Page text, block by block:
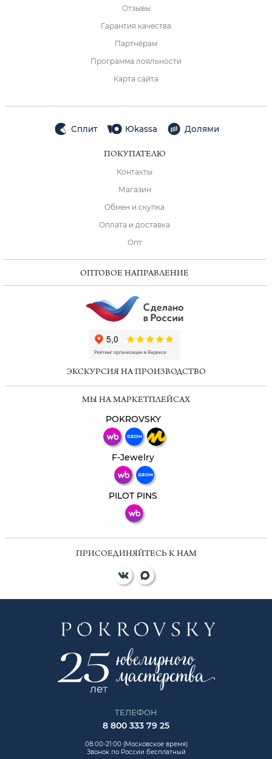
Отзывы
Гарантия качества
Партнёрам
Программа лояльности
Карта сайта
Сплит Юkassa Долями
ПОКУПАТЕЛЮ
Контакты
Магазин
Обмен и скупка
Оплата и доставка
Опт
ОПТОВОЕ НАПРАВЛЕНИЕ
ЭКСКУРСИЯ НА ПРОИЗВОДСТВО
МЫ НА МАРКЕТПЛЕЙСАХ
POKROVSKY
F-Jewelry
PILOT PINS
ПРИСОЕДИНЯЙТЕСЬ К НАМ
ТЕЛЕФОН
8 800 333 79 25
08:00-21:00 (Московское время)
Звонок по России бесплатный